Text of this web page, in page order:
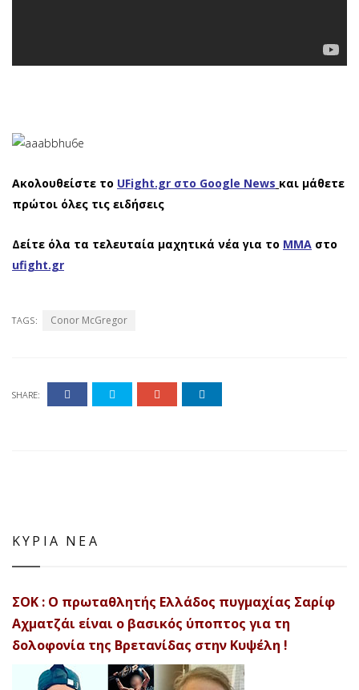
Ακολουθείστε το UFight.gr στο Google News και μάθετε
πρώτοι όλες τις ειδήσεις
Δείτε όλα τα τελευταία μαχητικά νέα για το ΜΜΑ στο
ufight.gr
TAGS: Conor McGregor
SHARE:
ΚΥΡΙΑ ΝΕΑ
ΣΟΚ : Ο πρωταθλητής Ελλάδος πυγμαχίας Σαρίφ
Αχματζάι είναι ο βασικός ύποπτος για τη
δολοφονία της Βρετανίδας στην Κυψέλη !